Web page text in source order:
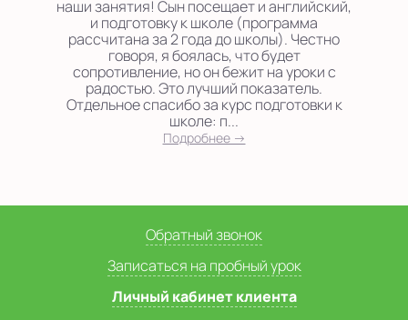
наши занятия! Сын посещает и английский,
и подготовку к школе (программа
рассчитана за 2 года до школы). Честно
говоря, я боялась, что будет
сопротивление, но он бежит на уроки с
радостью. Это лучший показатель.
Отдельное спасибо за курс подготовки к
школе: п...
Подробнее →
Обратный звонок
Записаться на пробный урок
Личный кабинет клиента